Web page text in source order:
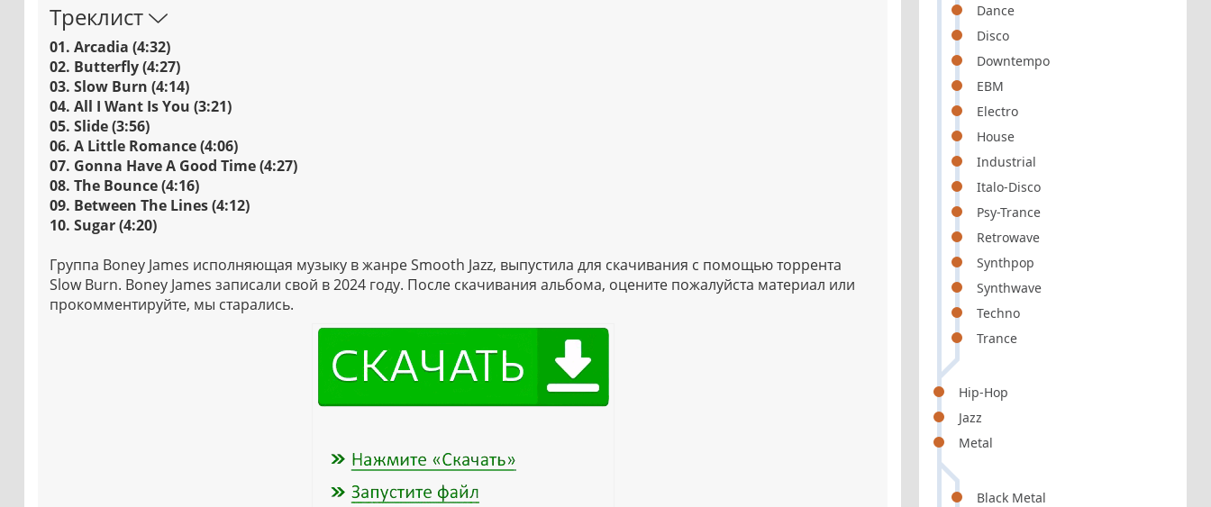
Dance
Disco
Downtempo
EBM
Electro
House
Industrial
Italo-Disco
Psy-Trance
Retrowave
Synthpop
Synthwave
Techno
Trance
Hip-Hop
Jazz
Metal
Black Metal
Треклист
01. Arcadia (4:32)
02. Butterfly (4:27)
03. Slow Burn (4:14)
04. All I Want Is You (3:21)
05. Slide (3:56)
06. A Little Romance (4:06)
07. Gonna Have A Good Time (4:27)
08. The Bounce (4:16)
09. Between The Lines (4:12)
10. Sugar (4:20)
Группа Boney James исполняющая музыку в жанре Smooth Jazz, выпустила для скачивания с помощью торрента
Slow Burn. Boney James записали свой в 2024 году. После скачивания альбома, оцените пожалуйста материал или
прокомментируйте, мы старались.